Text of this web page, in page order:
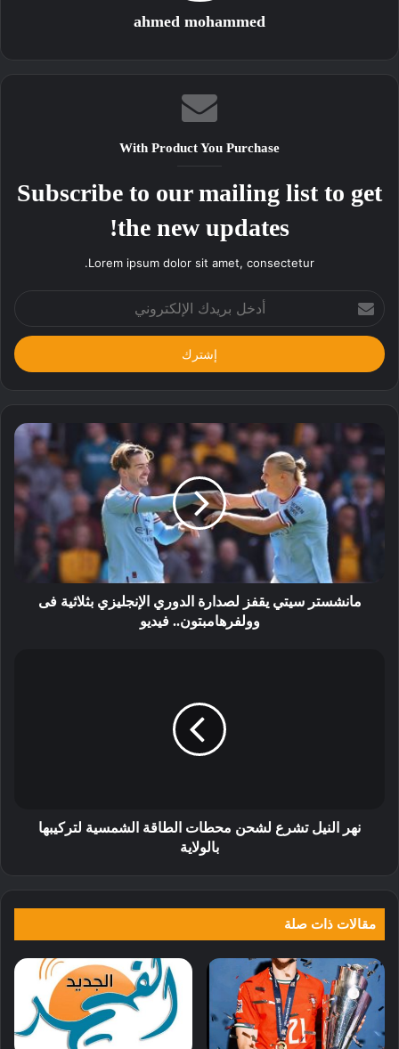
ahmed mohammed
With Product You Purchase
Subscribe to our mailing list to get
the new updates!
Lorem ipsum dolor sit amet, consectetur.
بريدك
الإلكتروني
مانشستر سيتي يقفز لصدارة الدوري الإنجليزي بثلاثية فى
وولفرهامبتون.. فيديو
نهر النيل تشرع لشحن محطات الطاقة الشمسية لتركيبها
بالولاية
مقالات ذات صلة